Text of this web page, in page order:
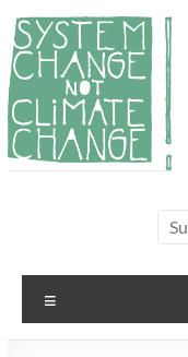
Zum
Inhalt
springen